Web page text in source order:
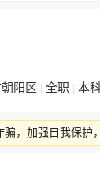
阳区 全职 本
，加强自我保护